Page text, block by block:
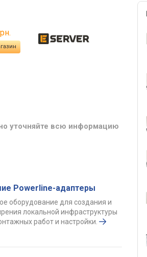
уточняйте всю информацию
Powerline-адаптеры
оборудование для создания и
локальной инфраструктуры
работ и настройки.